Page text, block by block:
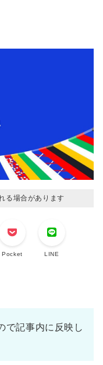
る場合があります
Pocket LINE
で記事内に反映し